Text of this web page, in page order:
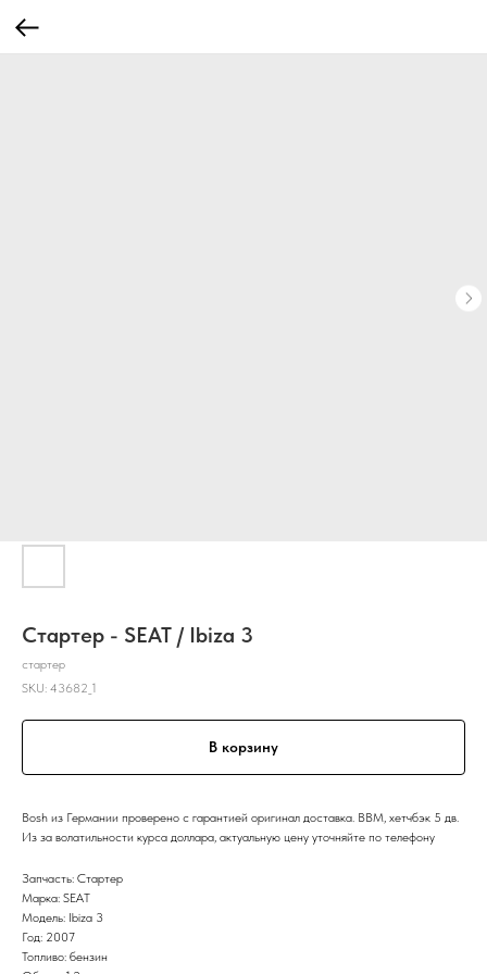
Стартер - SEAT / Ibiza 3
стартер
SKU: 43682_1
В корзину
Bosh из Германии проверено с гарантией оригинал доставка. BBM, хетчбэк 5 дв.
Из за волатильности курса доллара, актуальную цену уточняйте по телефону
Запчасть: Стартер
Марка: SEAT
Модель: Ibiza 3
Год: 2007
Топливо: бензин